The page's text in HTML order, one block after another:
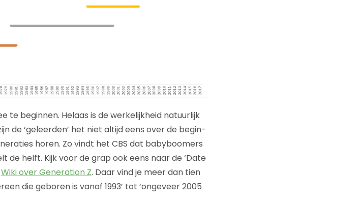
te beginnen. Helaas is de werkelijkheid natuurlijk
de ‘geleerden’ het niet altijd eens over de begin-
horen. Zo vindt het CBS dat babyboomers
de helft. Kijk voor de grap ook eens naar de ‘Date
Wiki over Generation Z. Daar vind je meer dan tien
die geboren is vanaf 1993’ tot ‘ongeveer 2005